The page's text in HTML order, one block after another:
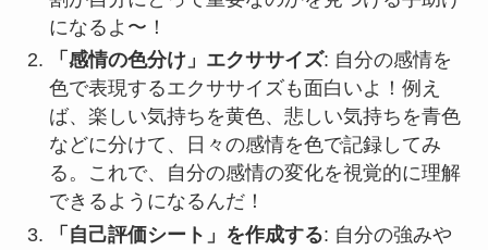
になるよ〜！
「感情の色分け」エクササイズ: 自分の感情を
色で表現するエクササイズも面白いよ！例え
ば、楽しい気持ちを黄色、悲しい気持ちを青色
などに分けて、日々の感情を色で記録してみ
る。これで、自分の感情の変化を視覚的に理解
できるようになるんだ！
「自己評価シート」を作成する: 自分の強みや